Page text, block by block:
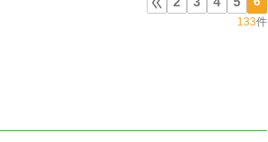
133件